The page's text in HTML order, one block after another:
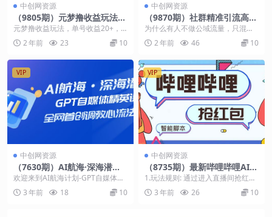
中创网资源
（9805期）元梦撸收益玩法，
单号收益20+，不限数量，对
接账号，轻松日入500+
元梦撸收益玩法，单号收益20+，
不限数量，对接账号，轻松日入50
0+撸取账号收益...
2 年前 23 10
中创网资源
（9870期）社群精准引流高质
量创业粉，日引10个，成交5
个，变现五位数
为什么有人不做公域流量，只混社
群，就能够混的风生水起，把一个I
P做的非常滋润？原...
2 年前 46 10
VIP
中创网资源
（7630期）AI航海·深海潜
行，GPT自媒体精英课，全网
首创调教心流法3.0（20节
课）
欢迎来到AI航海计划-GPT自媒体精
英课！这是一门不仅适合自媒体从
业者，还包括营...
3 年前 18 10
VIP
中创网资源
（8735期）最新哔哩哔哩AI智
能抢红包脚本，单机单号一天
5-50+【智能脚本+使用教程】
1.玩法规则: 通过进入直播间抢红包
获得礼物 每天上限可抢20-30个礼
物，上限...
3 年前 26 10